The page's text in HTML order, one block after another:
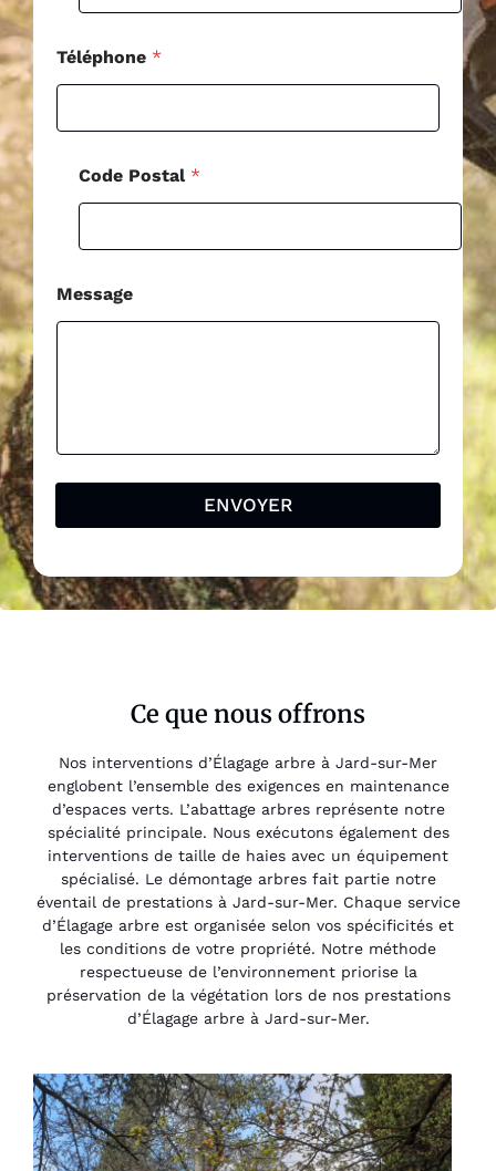
l
*
Téléphone *
Code Postal *
Message
ENVOYER
Ce que nous offrons
Nos interventions d’Élagage arbre à Jard-sur-Mer
englobent l’ensemble des exigences en maintenance
d’espaces verts. L’abattage arbres représente notre
spécialité principale. Nous exécutons également des
interventions de taille de haies avec un équipement
spécialisé. Le démontage arbres fait partie notre
éventail de prestations à Jard-sur-Mer. Chaque service
d’Élagage arbre est organisée selon vos spécificités et
les conditions de votre propriété. Notre méthode
respectueuse de l’environnement priorise la
préservation de la végétation lors de nos prestations
d’Élagage arbre à Jard-sur-Mer.